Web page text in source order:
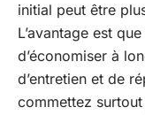
initial peut être
L’avantage est
d’économiser à
d’entretien et de
commettez